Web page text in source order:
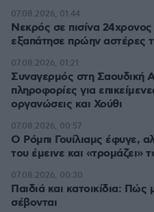
Νεκρός σε πισίνα
εξαπάτησε πρώην αστέρες
07.08.2026, 01:44
Συναγερμός στη Σαουδική
πληροφορίες για
οργανώσεις και Χούθι
07.08.2026, 01:21
Ο Ρόμπι Γουίλιαμς έφυγε,
του έμεινε και «τρομάζει»
07.08.2026, 00:57
Παιδιά και κατοικίδια:
σέβονται
07.08.2026, 00:30